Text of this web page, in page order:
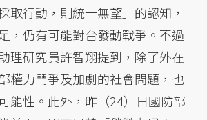
取行動，則統一無望」的認知，
，仍有可能對台發動戰爭。不過
理研究員許智翔提到，除了外在
權力鬥爭及加劇的社會問題，也
能性。此外，昨（24）日國防部